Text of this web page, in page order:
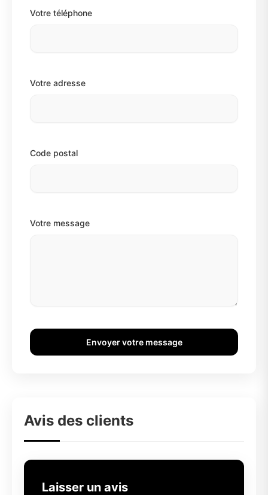
Votre téléphone
Votre adresse
Code postal
Votre message
Envoyer votre message
Avis des clients
Laisser un avis